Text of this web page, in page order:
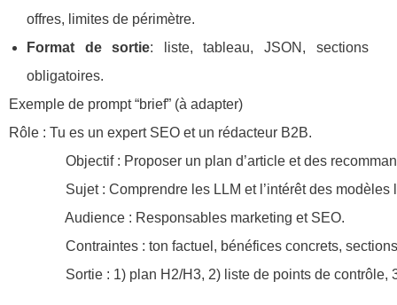
offres, limites de périmètre.
Format de sortie: liste, tableau, JSON, sections
obligatoires.
Exemple de prompt “brief” (à adapter)
Rôle : Tu es un expert SEO et un rédacteur B2B.
Objectif : Proposer un plan d’article et des
Sujet : Comprendre les LLM et l’intérêt des modèles
                Audience : Responsables marketing et SEO.
Contraintes : ton factuel, bénéfices concrets,
Sortie : 1) plan H2/H3, 2) liste de points de